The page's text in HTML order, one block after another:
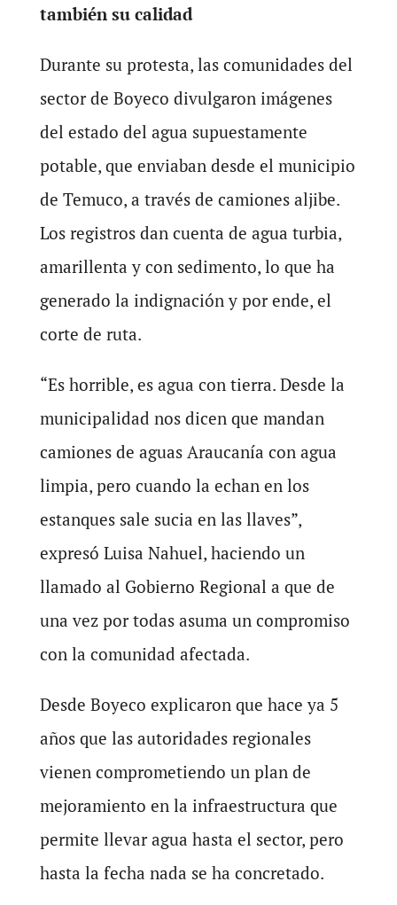
también su calidad
Durante su protesta, las comunidades del
sector de Boyeco divulgaron imágenes
del estado del agua supuestamente
potable, que enviaban desde el municipio
de Temuco, a través de camiones aljibe.
Los registros dan cuenta de agua turbia,
amarillenta y con sedimento, lo que ha
generado la indignación y por ende, el
corte de ruta.
“Es horrible, es agua con tierra. Desde la
municipalidad nos dicen que mandan
camiones de aguas Araucanía con agua
limpia, pero cuando la echan en los
estanques sale sucia en las llaves”,
expresó Luisa Nahuel, haciendo un
llamado al Gobierno Regional a que de
una vez por todas asuma un compromiso
con la comunidad afectada.
Desde Boyeco explicaron que hace ya 5
años que las autoridades regionales
vienen comprometiendo un plan de
mejoramiento en la infraestructura que
permite llevar agua hasta el sector, pero
hasta la fecha nada se ha concretado.